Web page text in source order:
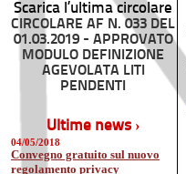
Scarica l’ultima circolare
CIRCOLARE AF N. 033 DEL
01.03.2019 - APPROVATO
MODULO DEFINIZIONE
AGEVOLATA LITI
PENDENTI
Ultime news ›
04/05/2018
Convegno gratuito sul nuovo
regolamento privacy